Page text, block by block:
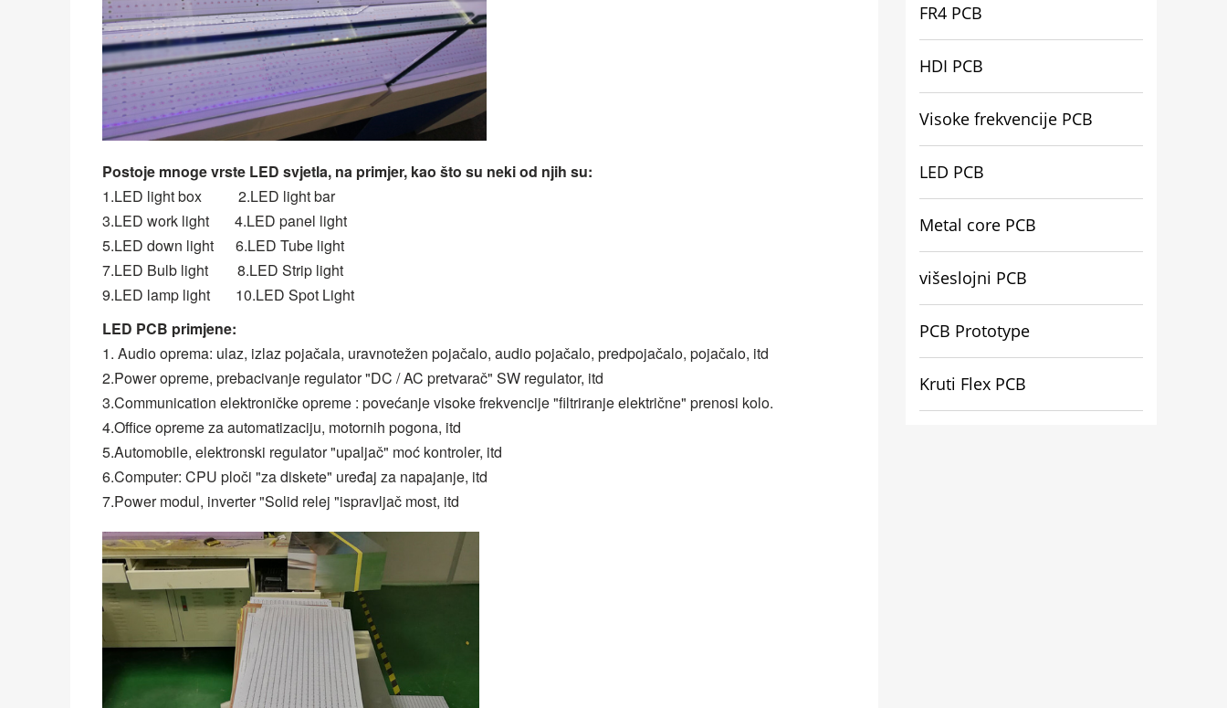
Postoje mnoge vrste LED svjetla, na primjer, kao što su neki od njih su:
1.LED light box 2.LED light bar
3.LED work light 4.LED panel light
5.LED down light 6.LED Tube light
7.LED Bulb light 8.LED Strip light
9.LED lamp light 10.LED Spot Light
LED PCB primjene:
1. Audio oprema: ulaz, izlaz pojačala, uravnotežen pojačalo, audio pojačalo, predpojačalo, pojačalo, itd
2.Power opreme, prebacivanje regulator "DC / AC pretvarač" SW regulator, itd
3.Communication elektroničke opreme : povećanje visoke frekvencije "filtriranje električne" prenosi kolo.
4.Office opreme za automatizaciju, motornih pogona, itd
5.Automobile, elektronski regulator "upaljač" moć kontroler, itd
6.Computer: CPU ploči "za diskete" uređaj za napajanje, itd
7.Power modul, inverter "Solid relej "ispravljač most, itd
FR4 PCB
HDI PCB
Visoke frekvencije PCB
LED PCB
Metal core PCB
višeslojni PCB
PCB Prototype
Kruti Flex PCB